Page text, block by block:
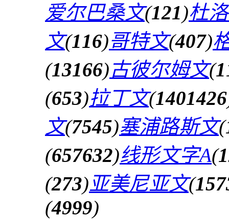
爱尔巴桑文(121)杜
文(116)哥特文(407)
(13166)古彼尔姆文(
(653)拉丁文(1401426
文(7545)塞浦路斯文(
(657632)线形文字A(
(273)亚美尼亚文(
(4999)